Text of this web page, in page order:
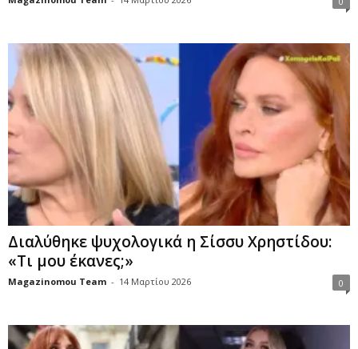
Διαλύθηκε ψυχολογικά η Σίσσυ Χρηστίδου:
«Τι μου έκανες;»
Magazinomou Team - 14 Μαρτίου 2026 0